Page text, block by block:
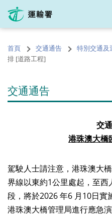
內
的
開
首頁 交通通告 特別交通及
排 [道路工程]
交通通告
交
港珠澳大橋
駕駛人士請注意，港珠澳大
界線以東約1公里處起，至西
段，將於2026年6 月10日實
港珠澳大橋管理局進行應急演